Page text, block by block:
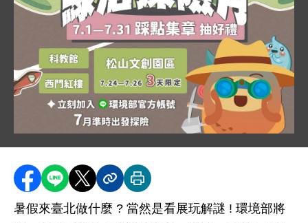
分享至 Facebook
分享到 LINE
分享到 X分享內容連結
列印本頁
暑假來臺北做什麼 ? 當然是看展玩解謎 ! 環境部將